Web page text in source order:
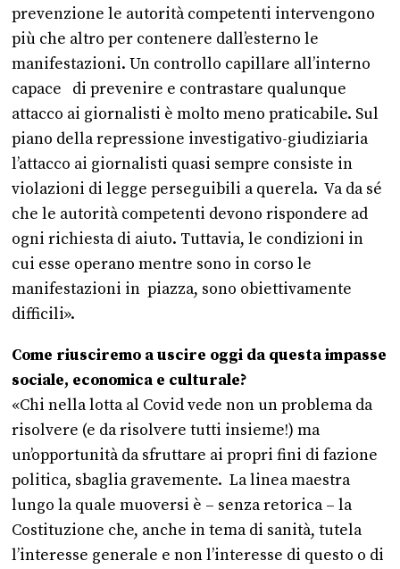
prevenzione le autorità competenti intervengono
più che altro per contenere dall’esterno le
manifestazioni. Un controllo capillare all’interno
capace di prevenire e contrastare qualunque
attacco ai giornalisti è molto meno praticabile. Sul
piano della repressione investigativo-giudiziaria
l’attacco ai giornalisti quasi sempre consiste in
violazioni di legge perseguibili a querela. Va da sé
che le autorità competenti devono rispondere ad
ogni richiesta di aiuto. Tuttavia, le condizioni in
cui esse operano mentre sono in corso le
manifestazioni in piazza, sono obiettivamente
difficili».
Come riusciremo a uscire oggi da questa impasse
sociale, economica e culturale?
«Chi nella lotta al Covid vede non un problema da
risolvere (e da risolvere tutti insieme!) ma
un’opportunità da sfruttare ai propri fini di fazione
politica, sbaglia gravemente. La linea maestra
lungo la quale muoversi è – senza retorica – la
Costituzione che, anche in tema di sanità, tutela
l’interesse generale e non l’interesse di questo o di